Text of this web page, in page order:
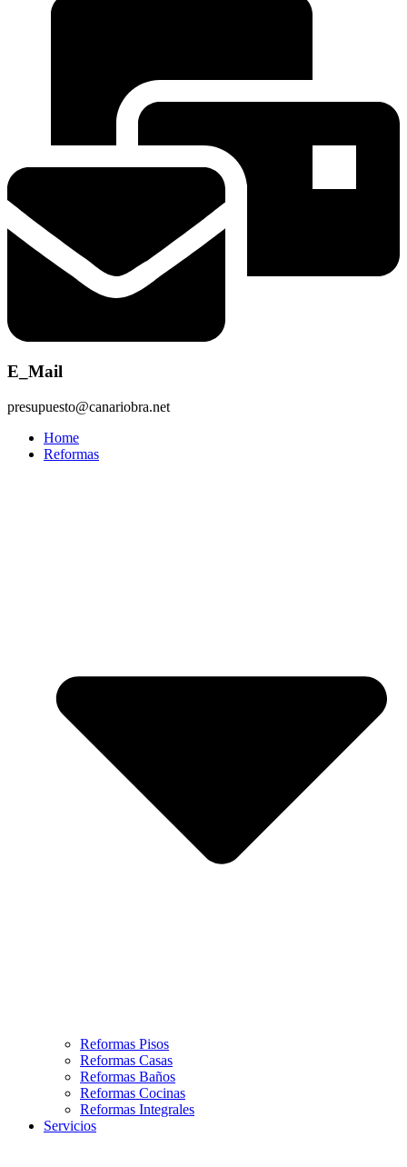
E_Mail
presupuesto@canariobra.net
Home
Reformas
Reformas Pisos
Reformas Casas
Reformas Baños
Reformas Cocinas
Reformas Integrales
Servicios